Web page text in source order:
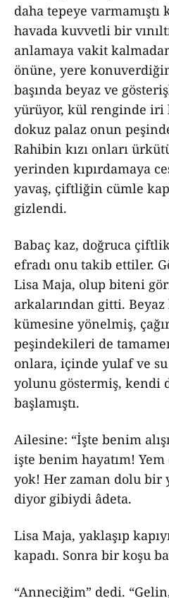
daha tepeye varmamıştı
havada kuvvetli bir
anlamaya vakit
önüne, yere
başında beyaz ve
yürüyor, kül renginde
dokuz palaz onun
Rahibin kızı onları
yerinden kıpırdamaya
yavaş, çiftliğin cümle
gizlendi.
Babaç kaz, doğruca
efradı onu takib ettiler.
Lisa Maja, olup biteni
arkalarından gitti. Beyaz
kümesine yönelmiş,
peşindekileri de
onlara, içinde yulaf ve
yolunu göstermiş, kendi
başlamıştı.
Ailesine: “İşte benim
işte benim hayatım!
yok! Her zaman dolu bir
diyor gibiydi âdeta.
Lisa Maja, yaklaşıp
kapadı. Sonra bir koşu
“Anneciğim” dedi.